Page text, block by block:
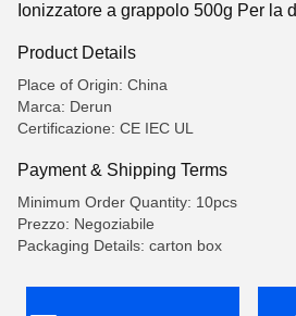
Ionizzatore a grappolo 500g Per la
Product Details
Place of Origin: China
Marca: Derun
Certificazione: CE IEC UL
Payment & Shipping Terms
Minimum Order Quantity: 10pcs
Prezzo: Negoziabile
Packaging Details: carton box